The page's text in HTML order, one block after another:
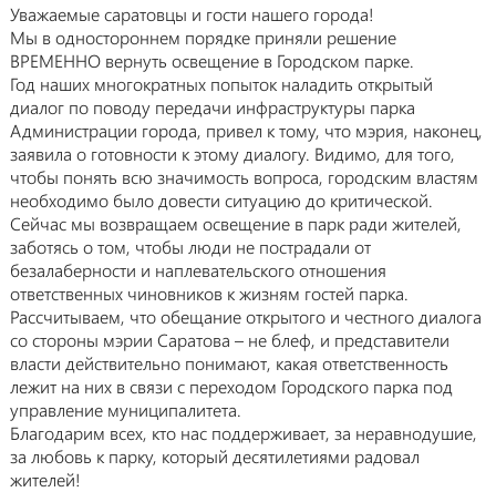
Уважаемые саратовцы и гости нашего города!
Мы в одностороннем порядке приняли решение
ВРЕМЕННО вернуть освещение в Городском парке.
Год наших многократных попыток наладить открытый
диалог по поводу передачи инфраструктуры парка
Администрации города, привел к тому, что мэрия, наконец,
заявила о готовности к этому диалогу. Видимо, для того,
чтобы понять всю значимость вопроса, городским властям
необходимо было довести ситуацию до критической.
Сейчас мы возвращаем освещение в парк ради жителей,
заботясь о том, чтобы люди не пострадали от
безалаберности и наплевательского отношения
ответственных чиновников к жизням гостей парка.
Рассчитываем, что обещание открытого и честного диалога
со стороны мэрии Саратова – не блеф, и представители
власти действительно понимают, какая ответственность
лежит на них в связи с переходом Городского парка под
управление муниципалитета.
Благодарим всех, кто нас поддерживает, за неравнодушие,
за любовь к парку, который десятилетиями радовал
жителей!